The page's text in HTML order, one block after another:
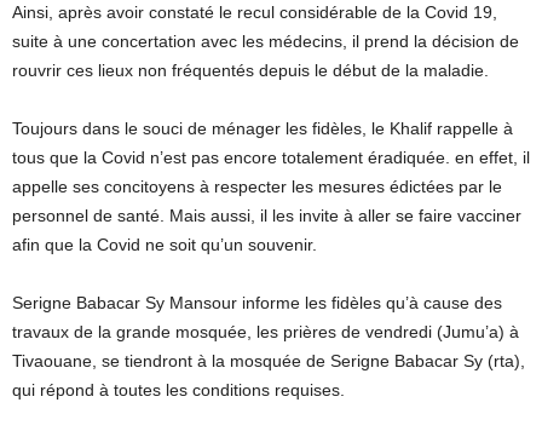
Ainsi, après avoir constaté le recul considérable de la Covid 19,
suite à une concertation avec les médecins, il prend la décision de
rouvrir ces lieux non fréquentés depuis le début de la maladie.
Toujours dans le souci de ménager les fidèles, le Khalif rappelle à
tous que la Covid n’est pas encore totalement éradiquée. en effet, il
appelle ses concitoyens à respecter les mesures édictées par le
personnel de santé. Mais aussi, il les invite à aller se faire vacciner
afin que la Covid ne soit qu’un souvenir.
Serigne Babacar Sy Mansour informe les fidèles qu’à cause des
travaux de la grande mosquée, les prières de vendredi (Jumu’a) à
Tivaouane, se tiendront à la mosquée de Serigne Babacar Sy (rta),
qui répond à toutes les conditions requises.